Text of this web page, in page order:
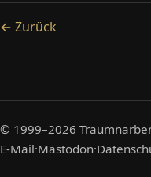
← Zurück
© 1999–2026
E-Mail·Mastodon·